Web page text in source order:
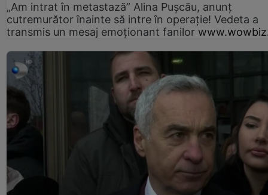
„Am intrat în metastază” Alina Pușcău, anunț
cutremurător înainte să intre în operație! Vedeta a
transmis un mesaj emoționant fanilor